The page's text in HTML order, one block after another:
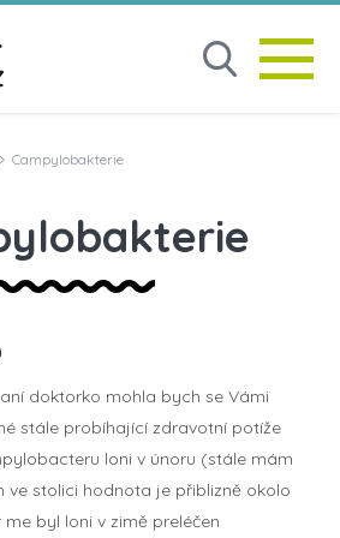
Campylobakterie
doktorko mohla bych se Vámi
stále probíhající zdravotní potíže
loni v únoru (stále mám
ve stolici hodnota je přiblizně okolo
byl loni v zimě preléčen